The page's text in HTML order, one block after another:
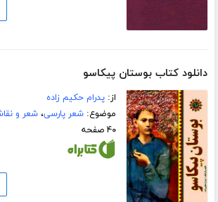
دانلود کتاب بوستان پیکاسو
از:پدرام حکیم زاده
موضوع:شعر پارسی،شعر و
۴۰ صفحه